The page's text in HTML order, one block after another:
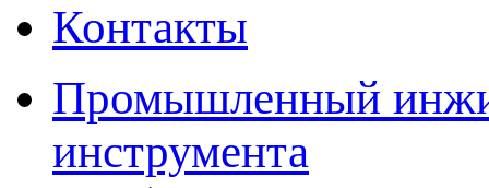
Контакты
Промышленный
инструмента